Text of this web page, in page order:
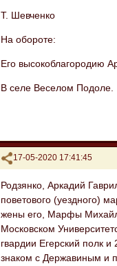
Т. Шевченко
На обороте:
Его высокоблагородию
В селе Веселом Подоле.
Поделиться
17-05-2020 17:41:45
Родзянко, Аркадий
поветового (уездного)
жены его, Марфы
Московском
гвардии Егерский полк
знаком с Державиным и